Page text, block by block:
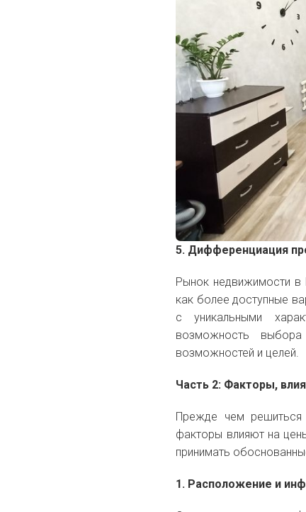
5. Дифференциация
Рынок недвижимости в
как более доступные
с уникальными
возможность
возможностей и целей.
Часть 2: Факторы,
Прежде чем решиться
факторы влияют на
принимать
1. Расположение и